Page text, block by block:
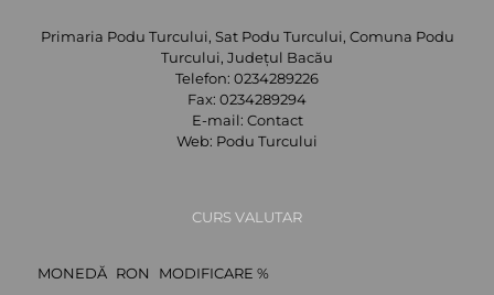
Primaria Podu Turcului, Sat Podu Turcului, Comuna Podu
Turcului, Județul Bacău
Telefon: 0234289226
Fax: 0234289294
E-mail: Contact
Web: Podu Turcului
CURS VALUTAR
MONEDĂ RON
MODIFICARE %